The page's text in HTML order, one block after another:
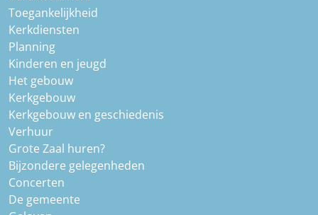
Toegankelijkheid
Kerkdiensten
Planning
Kinderen en jeugd
Het gebouw
Kerkgebouw
Kerkgebouw en geschiedenis
Verhuur
Grote Zaal huren?
Bijzondere gelegenheden
Concerten
De gemeente